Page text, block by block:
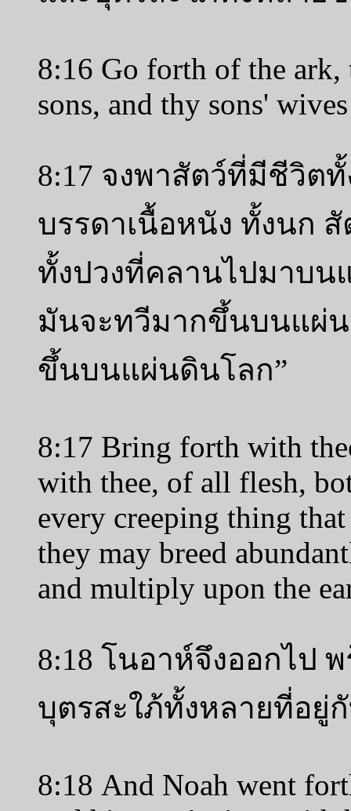
8:16 Go forth of the
sons, and thy sons'
8:17 จงพาสัตว์ที่มีชีวิต
บรรดาเนื้อหนัง ทั้งนก
ทั้งปวงที่คลานไปมาบน
มันจะทวีมากขึ้นบนแผ่
ขึ้นบนแผ่นดินโลก”
8:17 Bring forth with
with thee, of all flesh,
every creeping thing
they may breed
and multiply upon the
8:18 โนอาห์จึงออกไป
บุตรสะใภ้ทั้งหลายที่อยู่
8:18 And Noah went